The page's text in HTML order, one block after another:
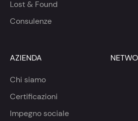
Lost & Found
Consulenze
AZIENDA
Chi siamo
Certificazioni
Impegno sociale